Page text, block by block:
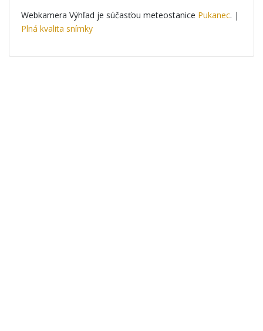
Webkamera Výhľad je súčasťou meteostanice Pukanec. |
Plná kvalita snímky